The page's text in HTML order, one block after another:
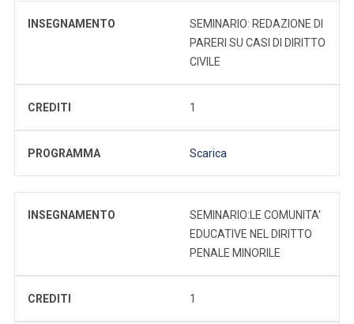
INSEGNAMENTO
SEMINARIO: REDAZIONE DI
PARERI SU CASI DI DIRITTO
CIVILE
CREDITI 1
PROGRAMMA Scarica
INSEGNAMENTO
SEMINARIO:LE COMUNITA'
EDUCATIVE NEL DIRITTO
PENALE MINORILE
CREDITI 1